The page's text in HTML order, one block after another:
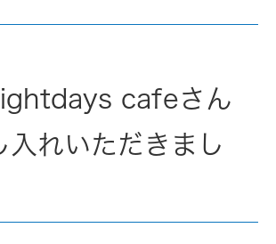
cafeさん
入れいただきまし